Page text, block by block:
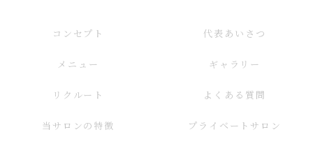
コンセプト 代表あいさつ
メニュー ギャラリー
リクルート よくある質問
当サロンの特徴 プライベートサロン